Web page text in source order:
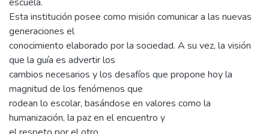
Esta institución posee como misión comunicar a las nuevas
generaciones el
conocimiento elaborado por la sociedad. A su vez, la visión
que la guía es advertir los
cambios necesarios y los desafíos que propone hoy la
magnitud de los fenómenos que
rodean lo escolar, basándose en valores como la
humanización, la paz en el encuentro y